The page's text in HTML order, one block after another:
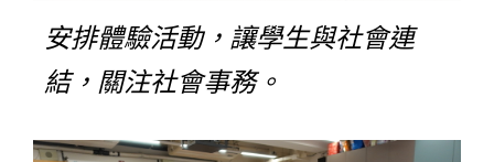
安排體驗活動，讓學生與社會連
結，關注社會事務。